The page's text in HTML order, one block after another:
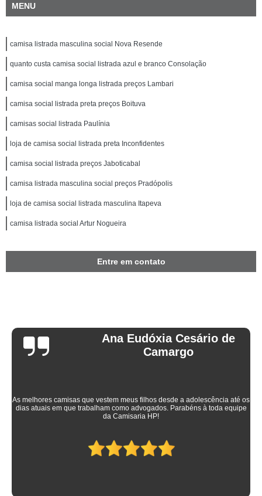
MENU
camisa listrada masculina social Nova Resende
quanto custa camisa social listrada azul e branco Consolação
camisa social manga longa listrada preços Lambari
camisa social listrada preta preços Boituva
camisas social listrada Paulínia
loja de camisa social listrada preta Inconfidentes
camisa social listrada preços Jaboticabal
camisa listrada masculina social preços Pradópolis
loja de camisa social listrada masculina Itapeva
camisa listrada social Artur Nogueira
Entre em contato
Ana Eudóxia Cesário de
Camargo
As melhores camisas que vestem meus filhos desde a adolescência até os
dias atuais em que trabalham como advogados. Parabéns à toda equipe
da Camisaria HP!